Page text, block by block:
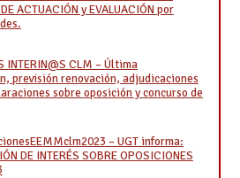
ACTUACIÓN y EVALUACIÓN por
INTERIN@S CLM – Última
previsión renovación, adjudicaciones
sobre oposición y concurso de
– UGT informa:
DE INTERÉS SOBRE OPOSICIONES